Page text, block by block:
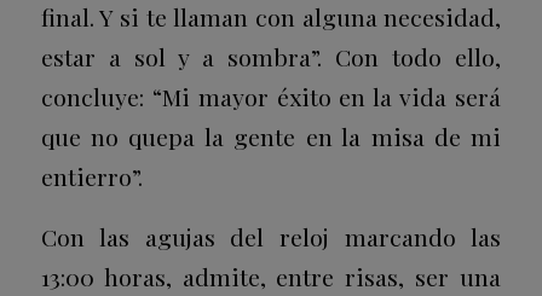
final. Y si te llaman con alguna necesidad,
estar a sol y a sombra”. Con todo ello,
concluye: “Mi mayor éxito en la vida será
que no quepa la gente en la misa de mi
entierro”.
Con las agujas del reloj marcando las
13:00 horas, admite, entre risas, ser una